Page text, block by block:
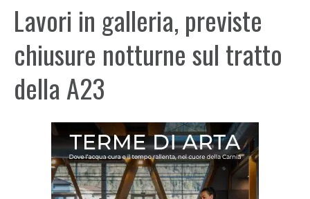
Lavori in galleria, previste
chiusure notturne sul tratto
della A23